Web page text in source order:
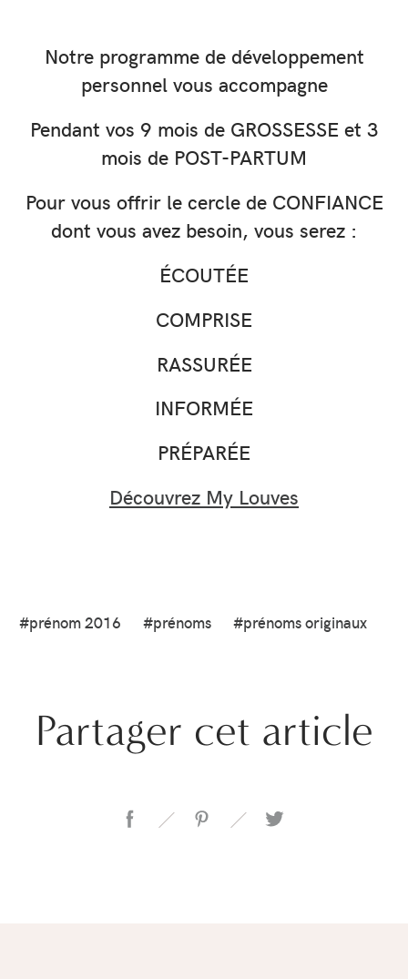
Notre programme de développement
personnel vous accompagne
Pendant vos 9 mois de GROSSESSE et 3
mois de POST-PARTUM
Pour vous offrir le cercle de CONFIANCE
dont vous avez besoin, vous serez :
ÉCOUTÉE
COMPRISE
RASSURÉE
INFORMÉE
PRÉPARÉE
Découvrez My Louves
#prénom 2016 #prénoms #prénoms originaux
Partager cet article